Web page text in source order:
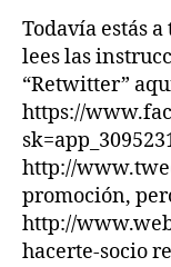
Todavía estás
lees las
“Retwitter”
https://
http://
promoción,
http://
hacerte-socio